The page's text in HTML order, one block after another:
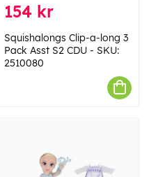
154 kr
Squishalongs Clip-a-long 3
Pack Asst S2 CDU - SKU:
2510080